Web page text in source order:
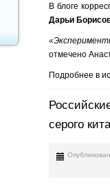
В блоге
Дарьи
отмечено
Подробнее в
серого кита